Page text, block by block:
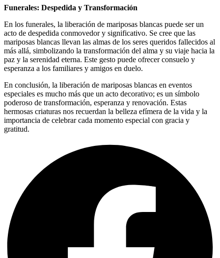
Funerales: Despedida y Transformación
En los funerales, la liberación de mariposas blancas puede ser un
acto de despedida conmovedor y significativo. Se cree que las
mariposas blancas llevan las almas de los seres queridos fallecidos al
más allá, simbolizando la transformación del alma y su viaje hacia la
paz y la serenidad eterna. Este gesto puede ofrecer consuelo y
esperanza a los familiares y amigos en duelo.
En conclusión, la liberación de mariposas blancas en eventos
especiales es mucho más que un acto decorativo; es un símbolo
poderoso de transformación, esperanza y renovación. Estas
hermosas criaturas nos recuerdan la belleza efímera de la vida y la
importancia de celebrar cada momento especial con gracia y
gratitud.